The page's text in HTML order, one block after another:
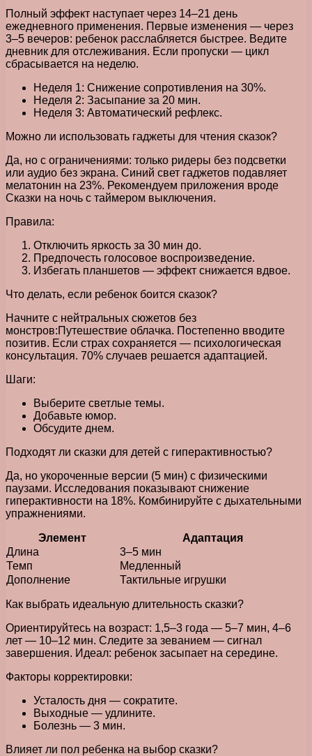
Полный эффект наступает через 14–21 день
ежедневного применения. Первые изменения — через
3–5 вечеров: ребенок расслабляется быстрее. Ведите
дневник для отслеживания. Если пропуски — цикл
сбрасывается на неделю.
Неделя 1: Снижение сопротивления на 30%.
Неделя 2: Засыпание за 20 мин.
Неделя 3: Автоматический рефлекс.
Можно ли использовать гаджеты для чтения сказок?
Да, но с ограничениями: только ридеры без подсветки
или аудио без экрана. Синий свет гаджетов подавляет
мелатонин на 23%. Рекомендуем приложения вроде
Сказки на ночь с таймером выключения.
Правила:
Отключить яркость за 30 мин до.
Предпочесть голосовое воспроизведение.
Избегать планшетов — эффект снижается вдвое.
Что делать, если ребенок боится сказок?
Начните с нейтральных сюжетов без
монстров:Путешествие облачка. Постепенно вводите
позитив. Если страх сохраняется — психологическая
консультация. 70% случаев решается адаптацией.
Шаги:
Выберите светлые темы.
Добавьте юмор.
Обсудите днем.
Подходят ли сказки для детей с гиперактивностью?
Да, но укороченные версии (5 мин) с физическими
паузами. Исследования показывают снижение
гиперактивности на 18%. Комбинируйте с дыхательными
упражнениями.
Элемент
Адаптация
Длина
3–5 мин
Темп
Медленный
Дополнение
Тактильные игрушки
Как выбрать идеальную длительность сказки?
Ориентируйтесь на возраст: 1,5–3 года — 5–7 мин, 4–6
лет — 10–12 мин. Следите за зеванием — сигнал
завершения. Идеал: ребенок засыпает на середине.
Факторы корректировки:
Усталость дня — сократите.
Выходные — удлините.
Болезнь — 3 мин.
Влияет ли пол ребенка на выбор сказки?